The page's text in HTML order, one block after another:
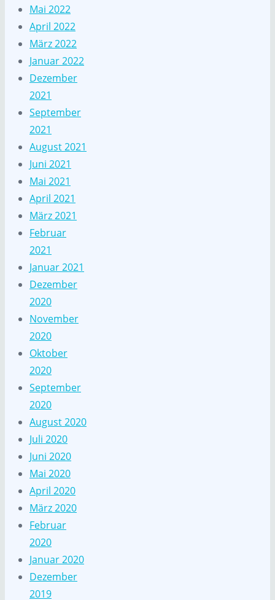
Mai 2022
April 2022
März 2022
Januar 2022
Dezember
2021
September
2021
August 2021
Juni 2021
Mai 2021
April 2021
März 2021
Februar
2021
Januar 2021
Dezember
2020
November
2020
Oktober
2020
September
2020
August 2020
Juli 2020
Juni 2020
Mai 2020
April 2020
März 2020
Februar
2020
Januar 2020
Dezember
2019